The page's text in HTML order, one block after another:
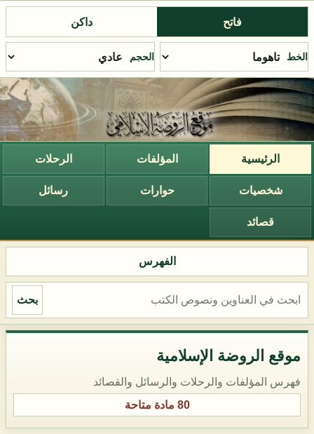
فاتح داكن
الخط الحجم
الرئيسية المؤلفات الرحلات
شخصيات حوارات رسائل
قصائد
الفهرس
بحث
موقع الروضة الإسلامية
فهرس المؤلفات والرحلات والرسائل والقصائد
80 مادة متاحة